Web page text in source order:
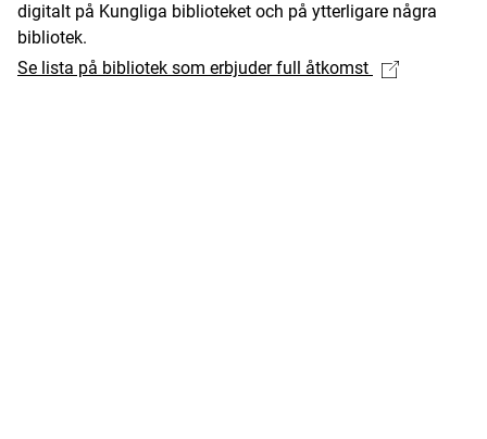
digitalt på Kungliga biblioteket och på ytterligare några
bibliotek.
Se lista på bibliotek som erbjuder full åtkomst